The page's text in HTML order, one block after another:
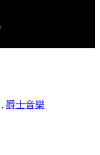
, 爵士音樂